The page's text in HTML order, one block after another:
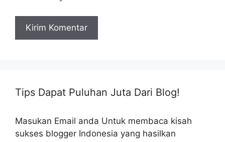
Tips Dapat Puluhan Juta Dari Blog!
Masukan Email anda Untuk membaca kisah
sukses blogger Indonesia yang hasilkan